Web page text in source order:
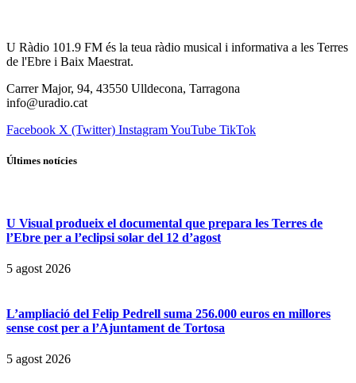
U Ràdio 101.9 FM és la teua ràdio musical i informativa a les Terres
de l'Ebre i Baix Maestrat.
Carrer Major, 94, 43550 Ulldecona, Tarragona
info@uradio.cat
Facebook X (Twitter) InstagramYouTube TikTok
Últimes notícies
U Visual produeix el documental que prepara les Terres de
l’Ebre per a l’eclipsi solar del 12 d’agost
5 agost 2026
L’ampliació del Felip Pedrell suma 256.000 euros en millores
sense cost per a l’Ajuntament de Tortosa
5 agost 2026